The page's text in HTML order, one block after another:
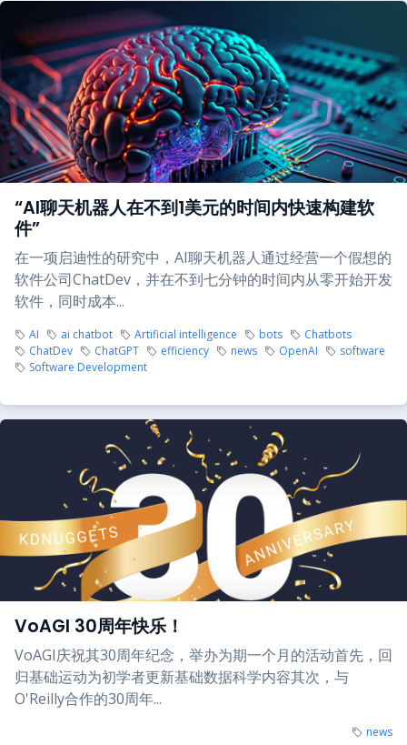
“AI聊天机器人在不到1美元的时间内快速构建软
件”
在一项启迪性的研究中，AI聊天机器人通过经营一个假想的
软件公司ChatDev，并在不到七分钟的时间内从零开始开发
软件，同时成本...
AI ai chatbot Artificial intelligence bots
Chatbots
ChatDev
ChatGPT efficiency news OpenAI
software
Software Development
VoAGI 30周年快乐！
VoAGI庆祝其30周年纪念，举办为期一个月的活动首先，回
归基础运动为初学者更新基础数据科学内容其次，与
O'Reilly合作的30周年...
news